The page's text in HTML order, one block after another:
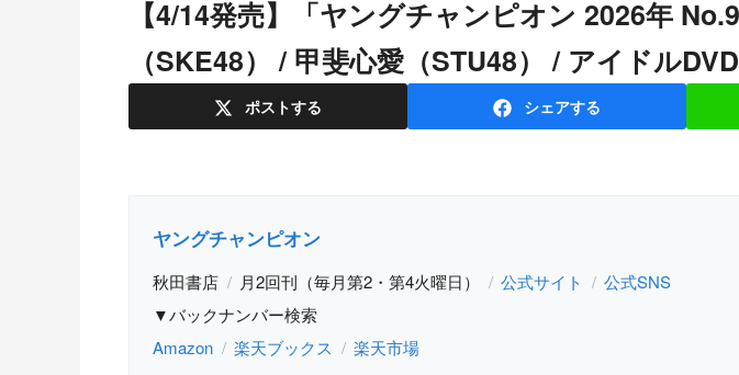
【4/14発売】「ヤングチャンピオン 2026年 No.9」表紙：大村杏
（SKE48） / 甲斐心愛（STU48） / アイドルDVD
ポストする シェアする
ヤングチャンピオン
秋田書店 月2回刊（毎月第2・第4火曜日） 公式サイト
公式SNS
▼バックナンバー検索
Amazon
楽天ブックス 楽天市場